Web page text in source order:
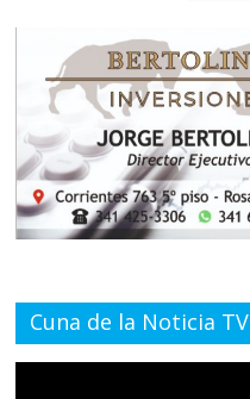
Cuna de la Noticia TV